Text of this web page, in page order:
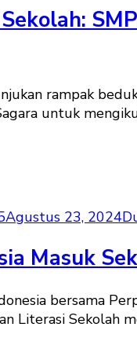
rampak
untuk
Agustus 23, 2024
Masuk
bersama
Literasi Sekolah